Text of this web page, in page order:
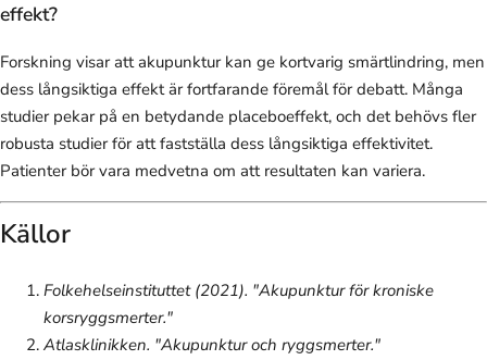
effekt?
Forskning visar att akupunktur kan ge kortvarig smärtlindring, men
dess långsiktiga effekt är fortfarande föremål för debatt. Många
studier pekar på en betydande placeboeffekt, och det behövs fler
robusta studier för att fastställa dess långsiktiga effektivitet.
Patienter bör vara medvetna om att resultaten kan variera.
Källor
Folkehelseinstituttet (2021). "Akupunktur för kroniske
korsryggsmerter."
Atlasklinikken. "Akupunktur och ryggsmerter."